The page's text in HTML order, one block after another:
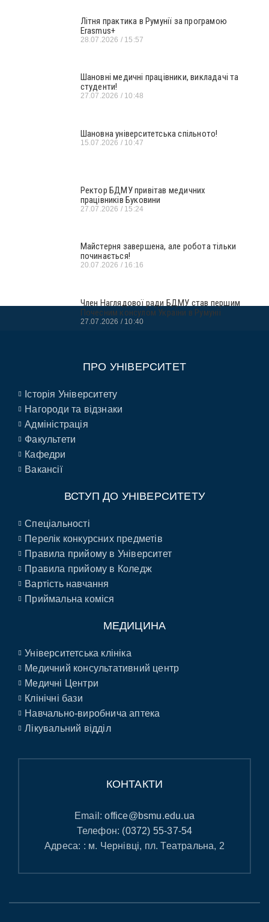
Літня практика в Румунії за програмою
Erasmus+
28.07.2026 15:57
Шановні медичні працівники, викладачі та
студенти!
27.07.2026 10:48
Шановна університетська спільното!
15.07.2026 10:47
Ректор БДМУ привітав медичних
працівників Буковини
27.07.2026 15:24
Майстерня завершена, але робота тільки
починається!
20.07.2026 16:16
Член Наглядової ради БДМУ став першим
Почесним консулом України в Румунії
27.07.2026 10:40
ПРО УНІВЕРСИТЕТ
Історія Університету
Нагороди та відзнаки
Адміністрація
Факультети
Кафедри
Вакансії
ВСТУП ДО УНІВЕРСИТЕТУ
Спеціальності
Перелік конкурсних предметів
Правила прийому в Університет
Правила прийому в Коледж
Вартість навчання
Приймальна коміся
МЕДИЦИНА
Університетська клініка
Медичний консультативний центр
Медичні Центри
Клінічні бази
Навчально-виробнича аптека
Лікувальний відділ
КОНТАКТИ
Email:office@bsmu.edu.ua
Телефон: (0372) 55-37-54
Адреса: : м. Чернівці, пл. Театральна, 2